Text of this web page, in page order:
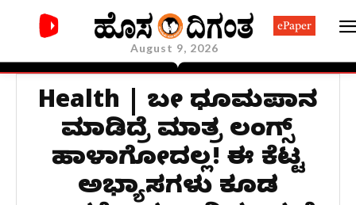
August 9, 2026
ePaper
Health | ಬರೀ ಧೂಮಪಾನ
ಮಾಡಿದ್ರೆ ಮಾತ್ರ ಲಂಗ್ಸ್
ಹಾಳಾಗೋದಲ್ಲ! ಈ ಕೆಟ್ಟ
ಅಭ್ಯಾಸಗಳು ಕೂಡ